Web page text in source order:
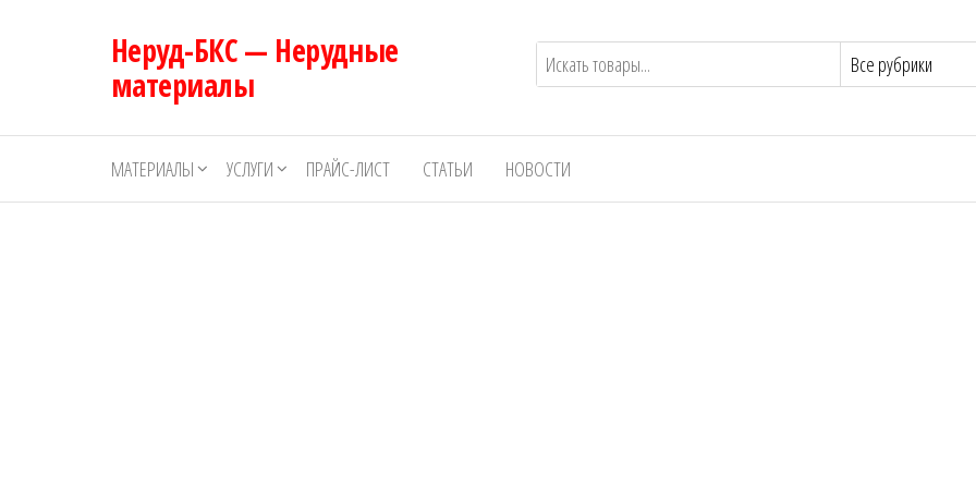
Неруд-БКС — Нерудные
материалы
МАТЕРИАЛЫ УСЛУГИ ПРАЙС-ЛИСТ СТАТЬИ НОВОСТИ